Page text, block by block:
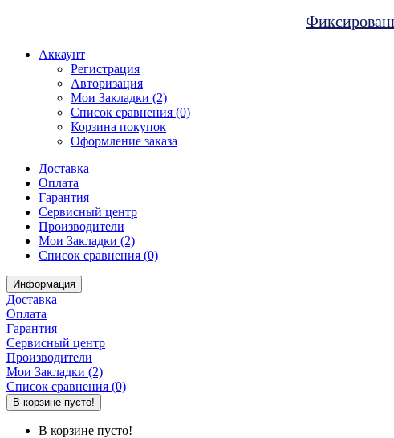
Аккаунт
Регистрация
Авторизация
Мои Закладки (2)
Список сравнения (0)
Корзина покупок
Оформление заказа
Доставка
Оплата
Гарантия
Сервисный центр
Производители
Мои Закладки (2)
Список сравнения (0)
Информация
Доставка
Оплата
Гарантия
Сервисный центр
Производители
Мои Закладки (2)
Список сравнения (0)
В корзине пусто!
В корзине пусто!